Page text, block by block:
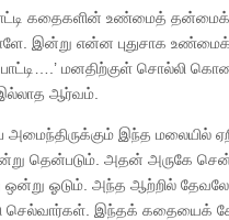
கதைகளின் உண்மைத் தன்மைக்
இன்று என்ன புதுசாக
பாட்டி….’ மனதிற்குள் சொல்லி
ஆர்வம்.
அமைந்திருக்கும் இந்த மலையில்
தென்படும். அதன் அருகே
ஓடும். அந்த ஆற்றில்
செல்வார்கள். இந்தக் கதையைக்